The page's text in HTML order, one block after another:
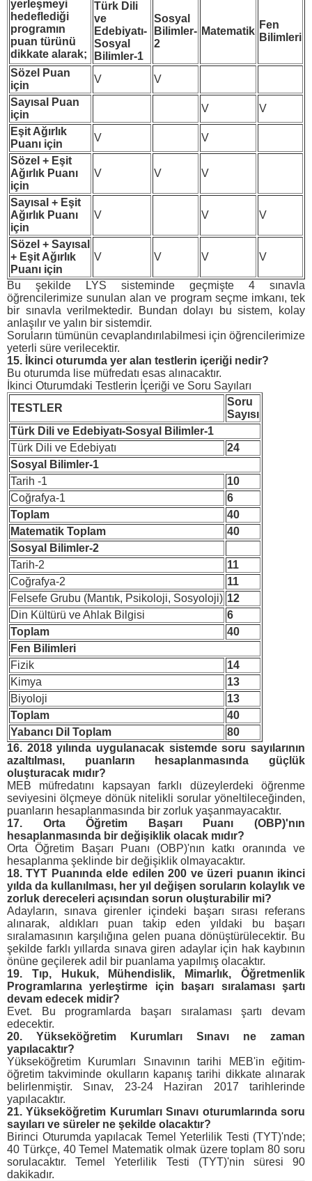
yerleşmeyi
hedeflediği
programın
puan türünü
dikkate alarak;
Türk Dili
ve
Edebiyatı-
Sosyal
Bilimler-1
Sosyal
Bilimler-
2
Matematik
Fen
Bilimleri
Sözel Puan
için
V
V
Sayısal Puan
için
V
V
Eşit Ağırlık
Puanı için
V
V
Sözel + Eşit
Ağırlık Puanı
için
V V V
Sayısal + Eşit
Ağırlık Puanı
için
V V V
Sözel + Sayısal
+ Eşit Ağırlık
Puanı için
V V V V
Bu şekilde LYS sisteminde geçmişte 4 sınavla
öğrencilerimize sunulan alan ve program seçme imkanı, tek
bir sınavla verilmektedir. Bundan dolayı bu sistem, kolay
anlaşılır ve yalın bir sistemdir.
Soruların tümünün cevaplandırılabilmesi için öğrencilerimize
yeterli süre verilecektir.
15. İkinci oturumda yer alan testlerin içeriği nedir?
Bu oturumda lise müfredatı esas alınacaktır.
İkinci Oturumdaki Testlerin İçeriği ve Soru Sayıları
TESTLER
Soru
Sayısı
Türk Dili ve Edebiyatı-Sosyal Bilimler-1
Türk Dili ve Edebiyatı
24
Sosyal Bilimler-1
Tarih -1
10
Coğrafya-1
6
Toplam
40
Matematik Toplam
40
Sosyal Bilimler-2
Tarih-2
11
Coğrafya-2
11
Felsefe Grubu (Mantık, Psikoloji, Sosyoloji) 12
Din Kültürü ve Ahlak Bilgisi
6
Toplam
40
Fen Bilimleri
Fizik
14
Kimya
13
Biyoloji
13
Toplam
40
Yabancı Dil Toplam
80
16. 2018 yılında uygulanacak sistemde soru sayılarının
azaltılması, puanların hesaplanmasında güçlük
oluşturacak mıdır?
MEB müfredatını kapsayan farklı düzeylerdeki öğrenme
seviyesini ölçmeye dönük nitelikli sorular yöneltileceğinden,
puanların hesaplanmasında bir zorluk yaşanmayacaktır.
17. Orta Öğretim Başarı Puanı (OBP)'nın
hesaplanmasında bir değişiklik olacak mıdır?
Orta Öğretim Başarı Puanı (OBP)'nın katkı oranında ve
hesaplanma şeklinde bir değişiklik olmayacaktır.
18.TYT Puanında elde edilen 200 ve üzeri puanın ikinci
yılda da kullanılması, her yıl değişen soruların kolaylık ve
zorluk dereceleri açısından sorun oluşturabilir mi?
Adayların, sınava girenler içindeki başarı sırası referans
alınarak, aldıkları puan takip eden yıldaki bu başarı
sıralamasının karşılığına gelen puana dönüştürülecektir. Bu
şekilde farklı yıllarda sınava giren adaylar için hak kaybının
önüne geçilerek adil bir puanlama yapılmış olacaktır.
19. Tıp, Hukuk, Mühendislik, Mimarlık, Öğretmenlik
Programlarına yerleştirme için başarı sıralaması şartı
devam edecek midir?
Evet. Bu programlarda başarı sıralaması şartı devam
edecektir.
20. Yükseköğretim Kurumları Sınavı ne zaman
yapılacaktır?
Yükseköğretim Kurumları Sınavının tarihi MEB'in eğitim-
öğretim takviminde okulların kapanış tarihi dikkate alınarak
belirlenmiştir. Sınav, 23-24 Haziran 2017 tarihlerinde
yapılacaktır.
21.Yükseköğretim Kurumları Sınavı oturumlarında soru
sayıları ve süreler ne şekilde olacaktır?
Birinci Oturumda yapılacak Temel Yeterlilik Testi (TYT)'nde;
40 Türkçe, 40 Temel Matematik olmak üzere toplam 80 soru
sorulacaktır. Temel Yeterlilik Testi (TYT)'nin süresi 90
dakikadır.